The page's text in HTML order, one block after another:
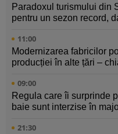
Paradoxul turismului din
pentru un sezon record,
11:00
Modernizarea fabricilor
producției în alte țări –
09:00
Regula care îi surprinde
baie sunt interzise în
21:30